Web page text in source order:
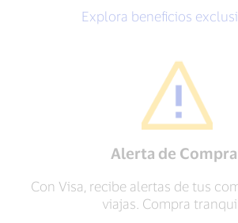
Explora beneficios
Alerta de
Con Visa, recibe alertas de tus
viajas. Compra